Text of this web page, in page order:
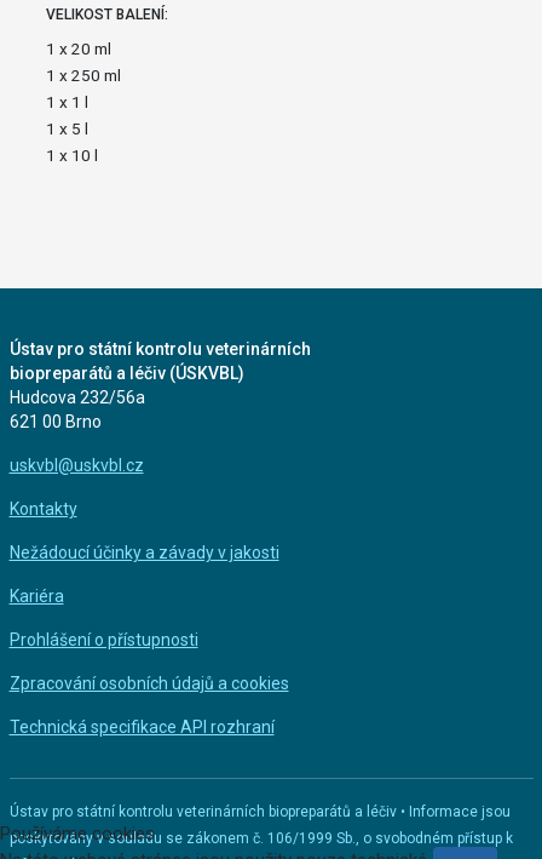
VELIKOST BALENÍ:
1 x 20 ml
1 x 250 ml
1 x 1 l
1 x 5 l
1 x 10 l
Ústav pro státní kontrolu veterinárních
biopreparátů a léčiv (ÚSKVBL)
Hudcova 232/56a
621 00 Brno
uskvbl@uskvbl.cz
Kontakty
Nežádoucí účinky a závady v jakosti
Kariéra
Prohlášení o přístupnosti
Zpracování osobních údajů a cookies
Technická specifikace API rozhraní
Ústav pro státní kontrolu veterinárních biopreparátů a léčiv • Informace jsou
poskytovány v souladu se zákonem č. 106/1999 Sb., o svobodném přístup k
Používáme cookies